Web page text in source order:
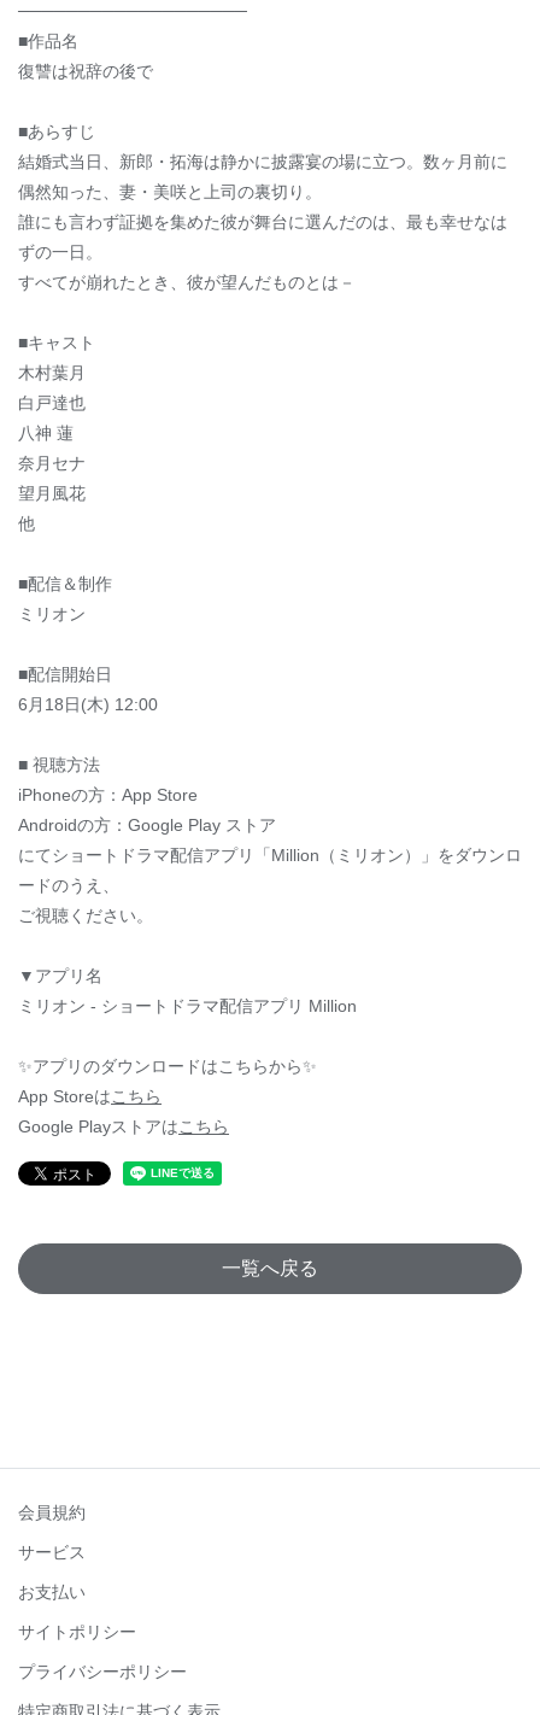
───────────────────
■作品名
復讐は祝辞の後で
■あらすじ
結婚式当日、新郎・拓海は静かに披露宴の場に立つ。数ヶ月前に
偶然知った、妻・美咲と上司の裏切り。
誰にも言わず証拠を集めた彼が舞台に選んだのは、最も幸せなは
ずの一日。
すべてが崩れたとき、彼が望んだものとは－
■キャスト
木村葉月
白戸達也
八神 蓮
奈月セナ
望月風花
他
■配信＆制作
ミリオン
■配信開始日
6月18日(木) 12:00
■ 視聴方法
iPhoneの方：App Store
Androidの方：Google Play ストア
にてショートドラマ配信アプリ「Million（ミリオン）」をダウンロ
ードのうえ、
ご視聴ください。
▼アプリ名
ミリオン - ショートドラマ配信アプリ Million
✨アプリのダウンロードはこちらから✨
App Storeはこちら
Google Playストアはこちら
一覧へ戻る
会員規約
サービス
お支払い
サイトポリシー
プライバシーポリシー